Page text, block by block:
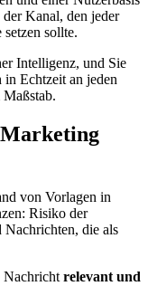
Kanal, den jeder
sollte.
Intelligenz, und Sie
in Echtzeit an jeden
Maßstab.
von Vorlagen in
Risiko der
Nachrichten, die als
Nachricht relevant und